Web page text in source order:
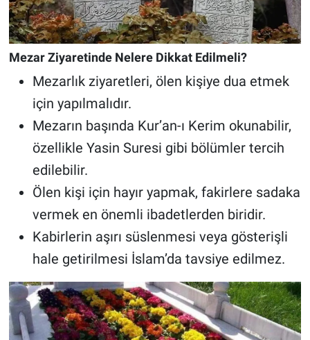
Mezar Ziyaretinde Nelere Dikkat Edilmeli?
Mezarlık ziyaretleri, ölen kişiye dua etmek
için yapılmalıdır.
Mezarın başında Kur’an-ı Kerim okunabilir,
özellikle Yasin Suresi gibi bölümler tercih
edilebilir.
Ölen kişi için hayır yapmak, fakirlere sadaka
vermek en önemli ibadetlerden biridir.
Kabirlerin aşırı süslenmesi veya gösterişli
hale getirilmesi İslam’da tavsiye edilmez.